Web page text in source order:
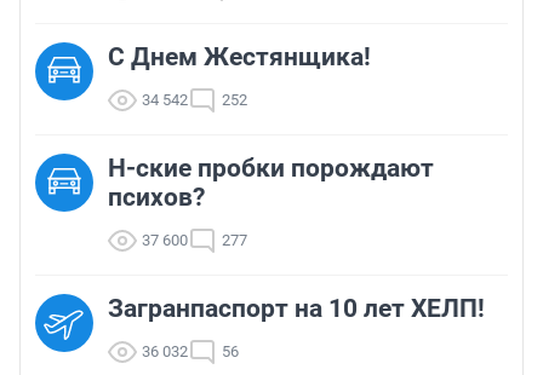
С Днем Жестянщика!
34 542 252
Н-ские пробки порождают
психов?
37 600 277
Загранпаспорт на 10 лет ХЕЛП!
36 032 56